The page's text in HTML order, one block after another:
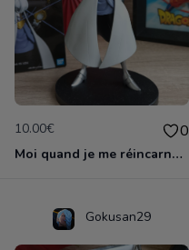
10.00€ 0
Moi quand je me réincarne en Slime - Figurine Hinata Sakaguchi - Banpresto Otherworlder - Bandai
Gokusan29